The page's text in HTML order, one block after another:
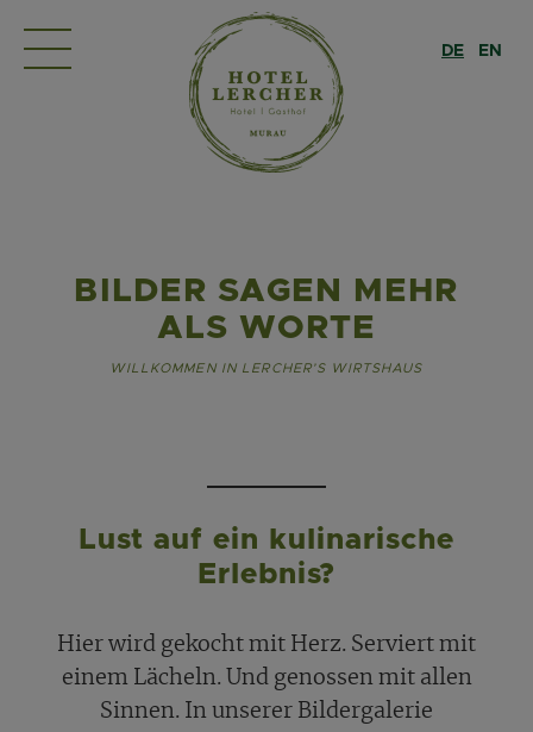
BILDER SAGEN MEHR
ALS WORTE
WILLKOMMEN IN LERCHER’S WIRTSHAUS
Lust auf ein kulinarische
Erlebnis?
Hier wird gekocht mit Herz. Serviert mit
einem Lächeln. Und genossen mit allen
Sinnen. In unserer Bildergalerie
DE EN